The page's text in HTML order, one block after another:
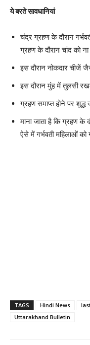
ये बरते सावधानियां
चंद्र ग्रहण के दौरान
ग्रहण के दौरान चांद को
इस दौरान नोकदार चीजें
इस दौरान मुंह में तुलसी
ग्रहण समाप्त होने पर
माना जाता है कि ग्रहण के
ऐसे में गर्भवती महिलाओं को
TAGS Hindi News
Uttarakhand Bulletin